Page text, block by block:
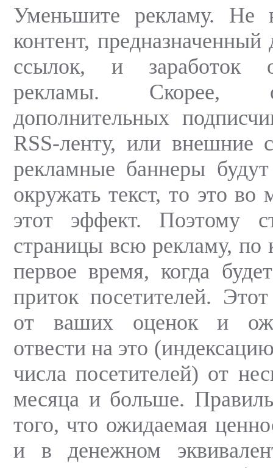
Уменьшите рекламу. Не
контент, предназначенный
ссылок, и заработок
рекламы. Скорее,
дополнительных
RSS-ленту, или внешние
рекламные баннеры
окружать текст, то это во
этот эффект. Поэтому
страницы всю рекламу, по
первое время, когда
приток посетителей.
от ваших оценок и
отвести на это
числа посетителей) от
месяца и больше.
того, что ожидаемая
и в денежном